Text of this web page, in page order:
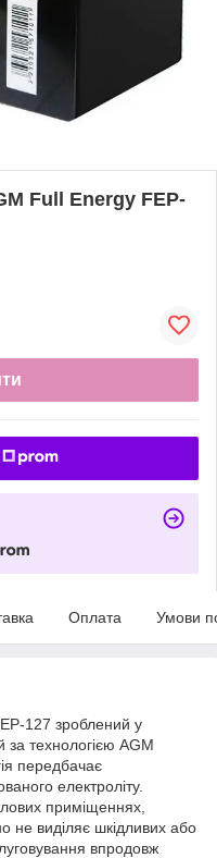
Full Energy FEP-
Оплата Умови
127 зроблений у
за технологією AGM
передбачає
електроліту.
приміщеннях,
не виділяє шкідливих або
впродовж